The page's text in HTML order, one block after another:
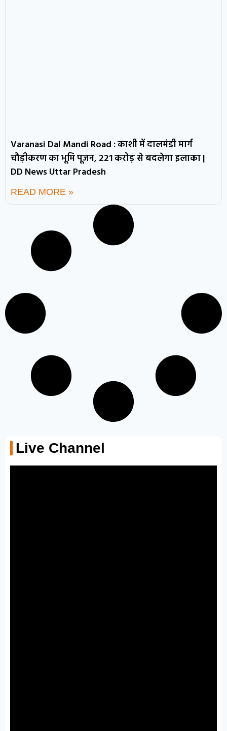
Varanasi Dal Mandi Road : काशी में दालमंडी मार्ग
चौड़ीकरण का भूमि पूजन, 221 करोड़ से बदलेगा इलाका |
DD News Uttar Pradesh
READ MORE »
Live Channel